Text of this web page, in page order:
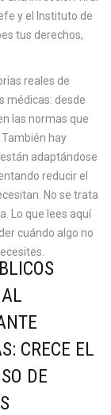
y el Instituto de
tus derechos,
reales de
médicas: desde
las normas que
hay
adaptándose
reducir el
No se trata
Lo que lees aquí
cuándo algo no
CRECE EL
DE